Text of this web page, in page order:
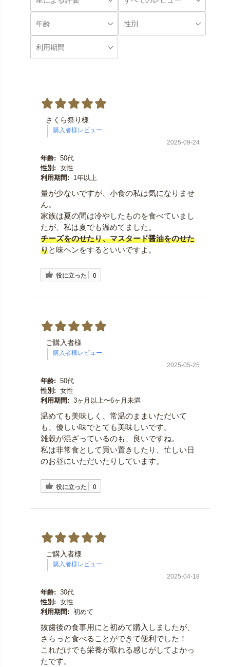
さくら祭り様
2025-09-24
年齢: 50代
性別: 女性
利用期間:
1年以上
量が少ないですが、小食の私は気になりませ
ん。
家族は夏の間は冷やしたものを食べていまし
たが、私は夏でも温めてました。
チーズをのせたり、マスタード醤油をのせた
りと味ヘンをするといいですよ。
役に立った 0
ご購入者様
2025-05-25
年齢: 50代
性別: 女性
利用期間: 3ヶ月以上〜6ヶ月未満
温めても美味しく、常温のままいただいて
も、優しい味でとても美味しいです。
雑穀が混ざっているのも、良いですね。
私は非常食として買い置きしたり、忙しい日
のお昼にいただいたりしています。
役に立った 0
ご購入者様
2025-04-18
年齢: 30代
性別: 女性
利用期間: 初めて
抜歯後の食事用にと初めて購入しましたが、
さらっと食べることができて便利でした！
これだけでも栄養が取れる感じがしてよかっ
たです。